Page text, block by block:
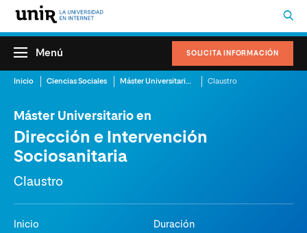
SOLICITA INFORMACIÓN
Menú
Inicio Ciencias Sociales Máster Universitario en Dirección e Intervención Sociosanitaria Claustro
Máster Universitario en
Dirección e Intervención
Sociosanitaria
Claustro
Inicio
Duración